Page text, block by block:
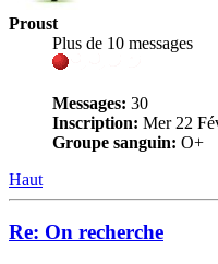
Proust
Plus de 10 messages
Messages: 30
Inscription: Mer 22
Groupe sanguin: O+
Haut
Re: On recherche